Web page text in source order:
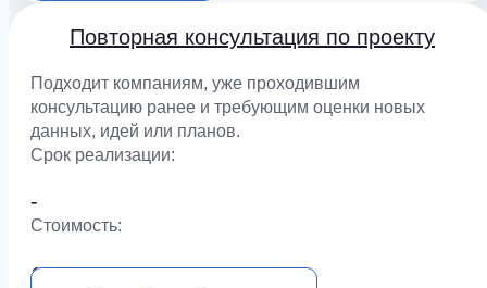
Повторная консультация по проекту
Подходит компаниям, уже проходившим
консультацию ранее и требующим оценки новых
данных, идей или планов.
Срок реализации:
-
Cтоимость:
10 000 ₽